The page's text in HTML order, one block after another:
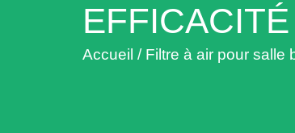
EFFICACITÉ
Accueil / Filtre à air pour salle